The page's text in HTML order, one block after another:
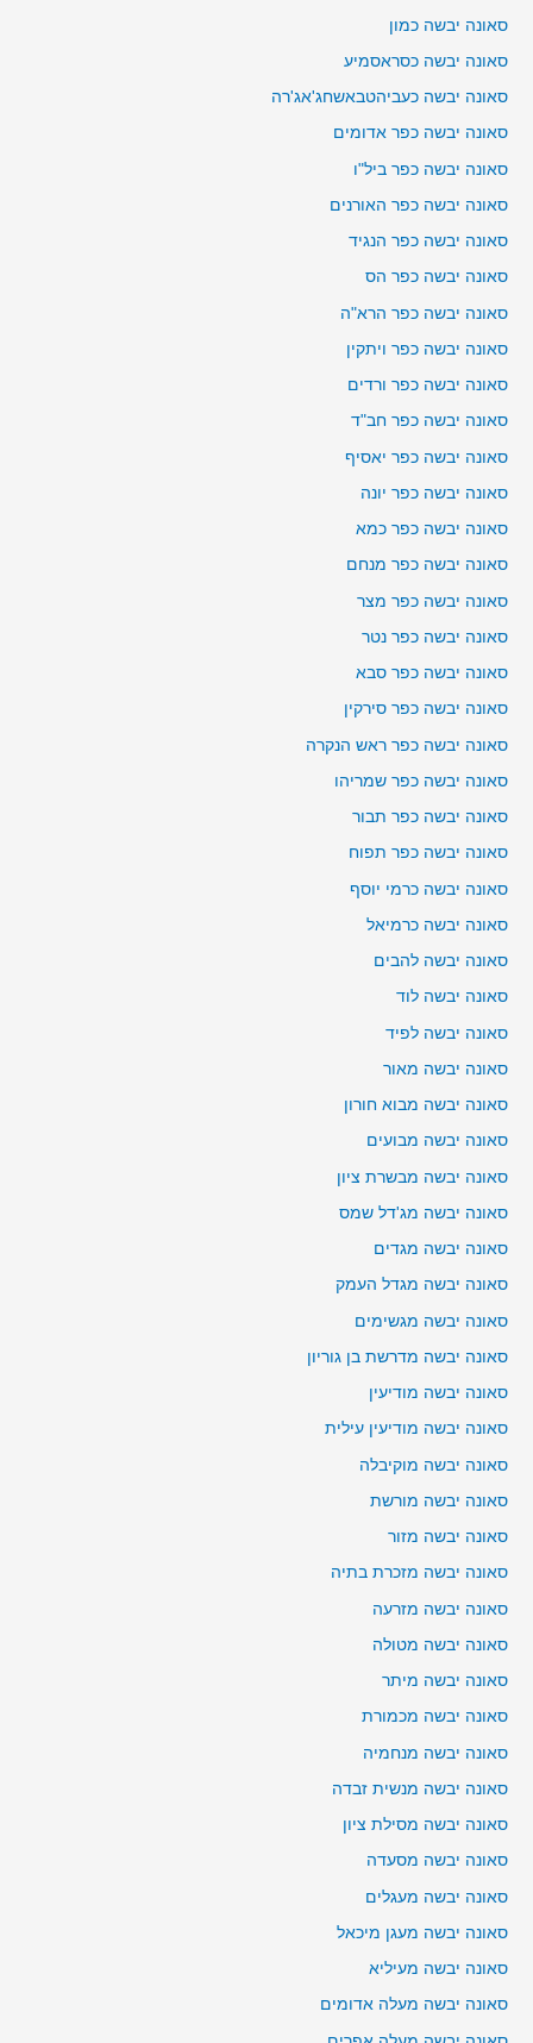
סאונה יבשה כמון
סאונה יבשה כסראסמיע
סאונה יבשה כעביהטבאשחג'אג'רה
סאונה יבשה כפר אדומים
סאונה יבשה כפר ביל"ו
סאונה יבשה כפר האורנים
סאונה יבשה כפר הנגיד
סאונה יבשה כפר הס
סאונה יבשה כפר הרא"ה
סאונה יבשה כפר ויתקין
סאונה יבשה כפר ורדים
סאונה יבשה כפר חב"ד
סאונה יבשה כפר יאסיף
סאונה יבשה כפר יונה
סאונה יבשה כפר כמא
סאונה יבשה כפר מנחם
סאונה יבשה כפר מצר
סאונה יבשה כפר נטר
סאונה יבשה כפר סבא
סאונה יבשה כפר סירקין
סאונה יבשה כפר ראש הנקרה
סאונה יבשה כפר שמריהו
סאונה יבשה כפר תבור
סאונה יבשה כפר תפוח
סאונה יבשה כרמי יוסף
סאונה יבשה כרמיאל
סאונה יבשה להבים
סאונה יבשה לוד
סאונה יבשה לפיד
סאונה יבשה מאור
סאונה יבשה מבוא חורון
סאונה יבשה מבועים
סאונה יבשה מבשרת ציון
סאונה יבשה מג'דל שמס
סאונה יבשה מגדים
סאונה יבשה מגדל העמק
סאונה יבשה מגשימים
סאונה יבשה מדרשת בן גוריון
סאונה יבשה מודיעין
סאונה יבשה מודיעין עילית
סאונה יבשה מוקיבלה
סאונה יבשה מורשת
סאונה יבשה מזור
סאונה יבשה מזכרת בתיה
סאונה יבשה מזרעה
סאונה יבשה מטולה
סאונה יבשה מיתר
סאונה יבשה מכמורת
סאונה יבשה מנחמיה
סאונה יבשה מנשית זבדה
סאונה יבשה מסילת ציון
סאונה יבשה מסעדה
סאונה יבשה מעגלים
סאונה יבשה מעגן מיכאל
סאונה יבשה מעיליא
סאונה יבשה מעלה אדומים